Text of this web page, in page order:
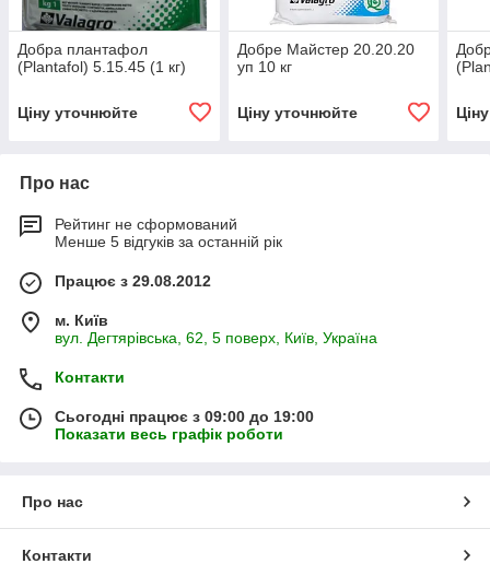
Добра плантафол
(Plantafol) 5.15.45 (1 кг)
Ціну уточнюйте
Добре Майстер 20.20.20
уп 10 кг
Ціну уточнюйте
Про нас
Рейтинг не сформований
Менше 5 відгуків за останній рік
Працює з 29.08.2012
м. Київ
вул. Дегтярівська, 62, 5 поверх, Київ, Україна
Контакти
Сьогодні працює з 09:00 до 19:00
Показати весь графік роботи
Про нас
Контакти